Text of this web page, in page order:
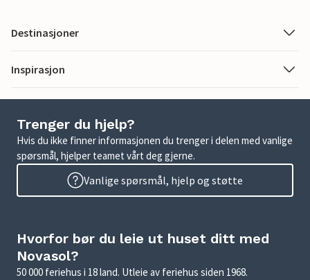
Destinasjoner
Inspirasjon
Trenger du hjelp?
Hvis du ikke finner informasjonen du trenger i delen med vanlige
spørsmål, hjelper teamet vårt deg gjerne.
Vanlige spørsmål, hjelp og støtte
Hvorfor bør du leie ut huset ditt med
Novasol?
50 000 feriehus i 18 land. Utleie av feriehus siden 1968.